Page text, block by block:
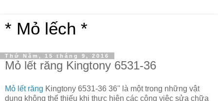
* Mỏ lếch *
Thứ Năm, 15 tháng 9, 2016
Mỏ lết răng Kingtony 6531-36
Mỏ lết răng Kingtony 6531-36 36'' là một trong những vật
dụng không thể thiếu khi thực hiện các công việc sửa chữa